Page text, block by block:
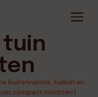
tuin
buitenruimte, balkon en
compact inrichten |